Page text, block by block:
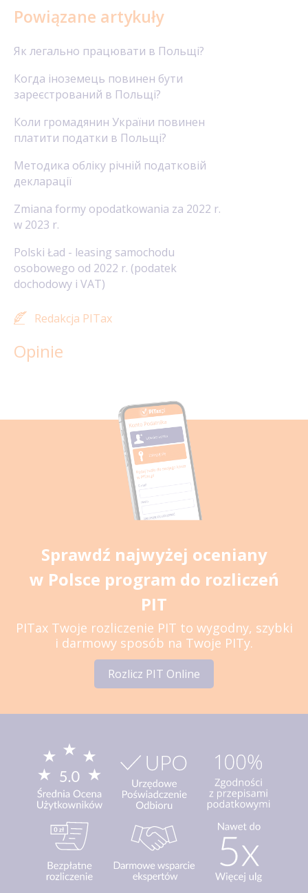
Powiązane artykuły
Як легально працювати в Польщі?
Когда іноземець повинен бути
зареєстрований в Польщі?
Коли громадянин України повинен
платити податки в Польщі?
Методика обліку річній податковій
декларації
Zmiana formy opodatkowania za 2022 r.
w 2023 r.
Polski Ład - leasing samochodu
osobowego od 2022 r. (podatek
dochodowy i VAT)
Redakcja PITax
Opinie
Sprawdź najwyżej oceniany
w Polsce program do rozliczeń
PIT
PITax Twoje rozliczenie PIT to wygodny, szybki
i darmowy sposób na Twoje PITy.
Rozlicz PIT Online